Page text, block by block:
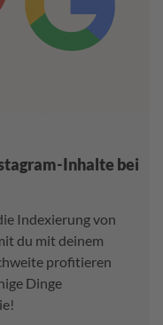
Inhalte bei
Indexierung von
du mit deinem
profitieren
Dinge